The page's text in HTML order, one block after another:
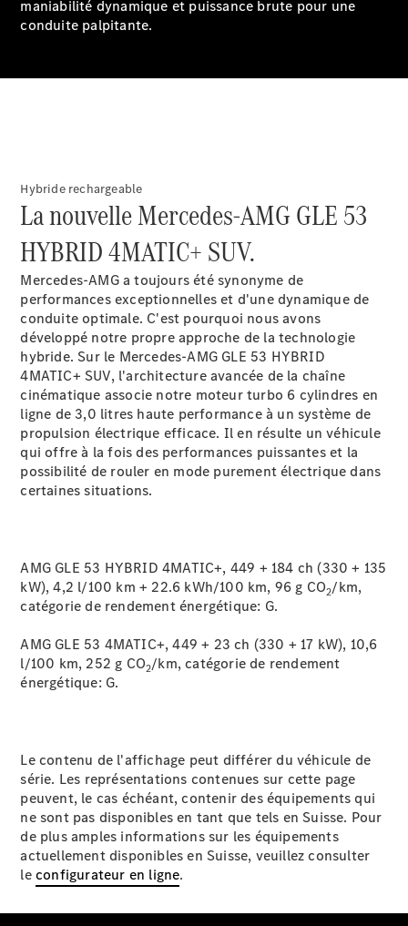
Interlocuteur
de contact
Prendre
rendez-
vous à
l'atelier
Prestataire /
maniabilité dynamique et puissance brute pour une
conduite palpitante.
Hybride rechargeable
La nouvelle Mercedes-AMG GLE 53
HYBRID 4MATIC+ SUV.
Mercedes-AMG a toujours été synonyme de
performances exceptionnelles et d'une dynamique de
conduite optimale. C'est pourquoi nous avons
développé notre propre approche de la technologie
hybride. Sur le Mercedes-AMG GLE 53 HYBRID
4MATIC+ SUV, l'architecture avancée de la chaîne
cinématique associe notre moteur turbo 6 cylindres en
ligne de 3,0 litres haute performance à un système de
propulsion électrique efficace. Il en résulte un véhicule
qui offre à la fois des performances puissantes et la
possibilité de rouler en mode purement électrique dans
certaines situations.
AMG GLE 53 HYBRID 4MATIC+, 449 + 184 ch (330 + 135
kW), 4,2 l/100 km + 22.6 kWh/100 km, 96 g CO2/km,
catégorie de rendement énergétique: G.
AMG GLE 53 4MATIC+, 449 + 23 ch (330 + 17 kW), 10,6
l/100 km, 252 g CO2/km, catégorie de rendement
énergétique: G.
Le contenu de l'affichage peut différer du véhicule de
série. Les représentations contenues sur cette page
peuvent, le cas échéant, contenir des équipements qui
ne sont pas disponibles en tant que tels en Suisse. Pour
de plus amples informations sur les équipements
actuellement disponibles en Suisse, veuillez consulter
leconfigurateur en ligne.